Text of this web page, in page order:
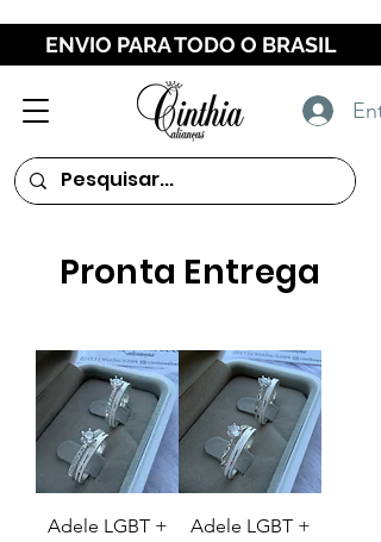
ENVIO PARA TODO O BRASIL
Pronta Entrega
Adele LGBT +
Adele LGBT +